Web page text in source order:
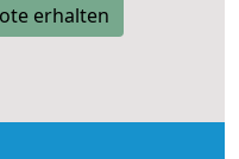
erhalten